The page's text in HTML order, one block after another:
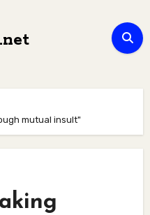
mutual insult"